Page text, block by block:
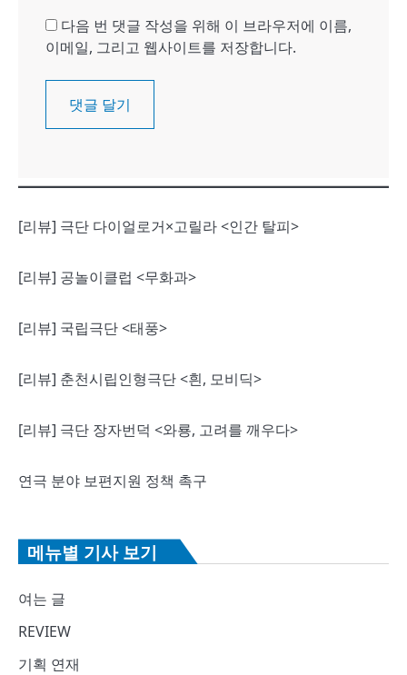
다음 번 댓글 작성을 위해 이 브라우저에 이름,
이메일, 그리고 웹사이트를 저장합니다.
[리뷰] 극단 다이얼로거×고릴라 <인간 탈피>
[리뷰] 공놀이클럽 <무화과>
[리뷰] 국립극단 <태풍>
[리뷰] 춘천시립인형극단 <흰, 모비딕>
[리뷰] 극단 장자번덕 <와룡, 고려를 깨우다>
연극 분야 보편지원 정책 촉구
메뉴별 기사 보기
여는 글
REVIEW
기획 연재